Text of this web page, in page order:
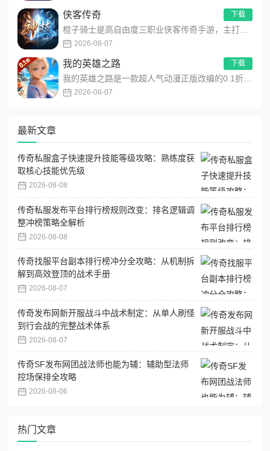
侠客传奇
棍子骑士是高自由度三职业侠客传奇手游，主打百种技能自由搭配！解锁海量天赋与被动效果，搭配炫酷粒子技能特效，刷...
2026-08-07
下载
我的英雄之路
我的英雄之路是一款超人气动漫正版改编的0.1折高福利卡牌策略手游，以经典进击主题世界观为核心，高度还原原作剧...
2026-08-07
下载
最新文章
传奇私服盒子快速提升技能等级攻略：熟练度获
取核心技能优先级
2026-08-08
传奇私服发布平台排行榜规则改变：排名逻辑调
整冲榜策略全解析
2026-08-08
传奇找服平台副本排行榜冲分全攻略：从机制拆
解到高效登顶的战术手册
2026-08-07
传奇发布网新开服战斗中战术制定：从单人刷怪
到行会战的完整战术体系
2026-08-07
传奇SF发布网团战法师也能为辅：辅助型法师
控场保排全攻略
2026-08-06
热门文章